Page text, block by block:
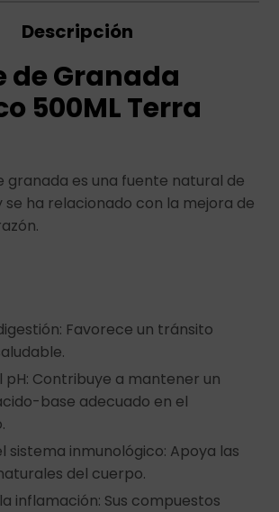
Descripción
de Granada
500ML Terra
granada es una fuente natural de
se ha relacionado con la mejora de
Favorece un tránsito
pH: Contribuye a mantener un
base adecuado en el
sistema inmunológico: Apoya las
del cuerpo.
inflamación: Sus compuestos